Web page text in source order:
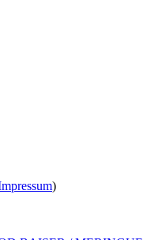
)